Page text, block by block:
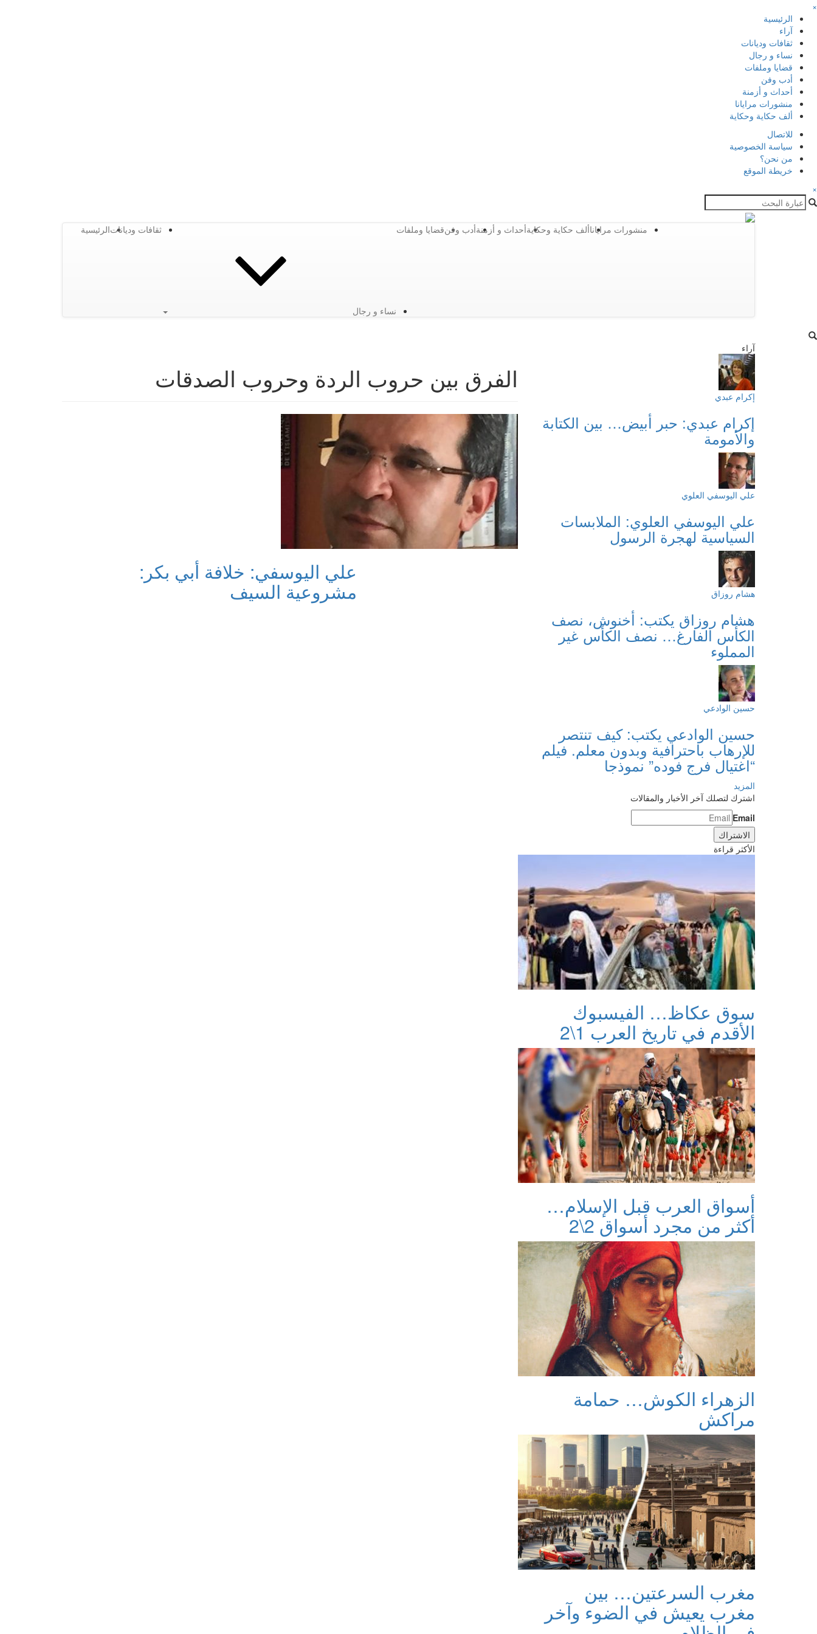
×
الرئيسية
آراء
ثقافات وديانات
نساء و رجال
قضايا وملفات
أدب وفن
أحداث و أزمنة
منشورات مرايانا
ألف حكاية وحكاية
للاتصال
سياسة الخصوصية
من نحن؟
خريطة الموقع
×
الرئيسيةثقافات وديانات
نساء و رجال
قضايا وملفاتأدب وفنأحداث و أزمنةألف حكاية وحكايةمنشورات مرايانا
الفرق بين حروب الردة وحروب الصدقات
علي اليوسفي: خلافة أبي بكر:
مشروعية السيف
آراء
إكرام عبدي
إكرام عبدي: حبر أبيض… بين الكتابة
والأمومة
علي اليوسفي العلوي
علي اليوسفي العلوي: الملابسات
السياسية لهجرة الرسول
هشام روزاق
هشام روزاق يكتب: أخنوش، نصف
الكأس الفارغ… نصف الكأس غير
المملوء
حسين الوادعي
حسين الوادعي يكتب: كيف تنتصر
للإرهاب باحترافية وبدون معلم. فيلم
“اغتيال فرج فوده” نموذجا
المزيد
اشترك لتصلك آخر الأخبار والمقالات
Email
الأكثر قراءة
سوق عكاظ… الفيسبوك
الأقدم في تاريخ العرب 1\2
أسواق العرب قبل الإسلام…
أكثر من مجرد أسواق 2\2
الزهراء الكوش… حمامة
مراكش
مغرب السرعتين… بين
مغرب يعيش في الضوء وآخر